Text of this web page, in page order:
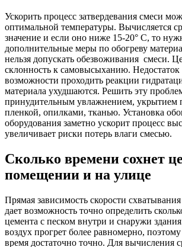
Ускорить процесс затвердевания смеси
оптимальной температуры. Вычисляется
значение и если оно ниже 15-20° C, то
дополнительные меры по обогреву
нельзя допускать обезвоживания смеси.
склонность к самовысыханию. Недостаток
возможности проходить реакции
материала ухудшаются. Решить эту
принудительным увлажнением, укрытием
пленкой, опилками, тканью. Установка
оборудования заметно ускорит процесс
увеличивает риски потерь влаги смесью.
Сколько времени сохнет
помещении и на улице
Прямая зависимость скорости
дает возможность точно определить
цемента с песком внутри и снаружи
воздух прогрет более равномерно,
время достаточно точно. Для вычисления